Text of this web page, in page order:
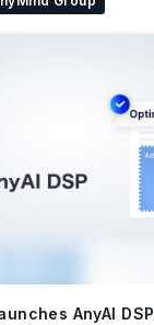
AnyAI DSP